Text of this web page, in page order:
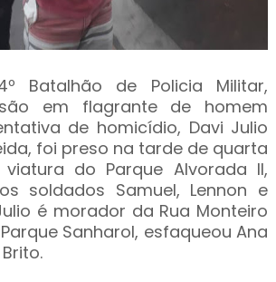
Batalhão de Policia Militar,
em flagrante de homem
de homicídio, Davi Julio
foi preso na tarde de quarta
do Parque Alvorada II,
soldados Samuel, Lennon e
é morador da Rua Monteiro
Sanharol, esfaqueou Ana